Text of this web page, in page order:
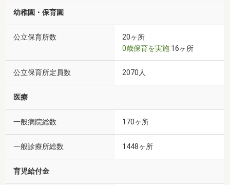
幼稚園・保育園
公立保育所数
20ヶ所
0歳保育を実施 16ヶ所
公立保育所定員数 2070人
医療
一般病院総数 170ヶ所
一般診療所総数 1448ヶ所
育児給付金